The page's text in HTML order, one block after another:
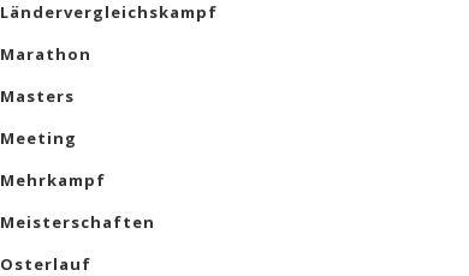
Ländervergleichskampf
Marathon
Masters
Meeting
Mehrkampf
Meisterschaften
Osterlauf